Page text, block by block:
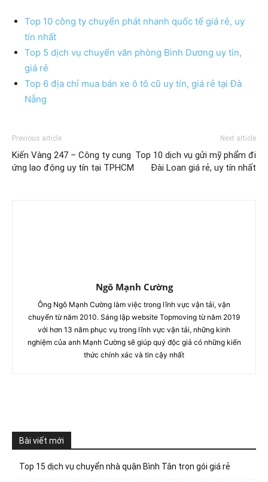
Top 10 công ty chuyển phát nhanh quốc tế giá rẻ, uy
tín nhất
Top 5 dịch vụ chuyển văn phòng Bình Dương uy tín,
giá rẻ
Top 6 địa chỉ mua bán xe ô tô cũ uy tín, giá rẻ tại Đà
Nẵng
Previous article
Kiến Vàng 247 – Công ty cung
ứng lao động uy tín tại TPHCM
Next article
Top 10 dịch vụ gửi mỹ phẩm đi
Đài Loan giá rẻ, uy tín nhất
Ngô Mạnh Cường
Ông Ngô Mạnh Cường làm việc trong lĩnh vực vận tải, vận
chuyển từ năm 2010. Sáng lập website Topmoving từ năm 2019
với hơn 13 năm phục vụ trong lĩnh vực vận tải, những kinh
nghiệm của anh Mạnh Cường sẽ giúp quý độc giả có những kiến
thức chính xác và tin cậy nhất
Bài viết mới
Top 15 dịch vụ chuyển nhà quận Bình Tân trọn gói giá rẻ